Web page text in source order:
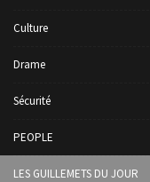
Culture
Drame
Sécurité
PEOPLE
LES GUILLEMETS DU JOUR